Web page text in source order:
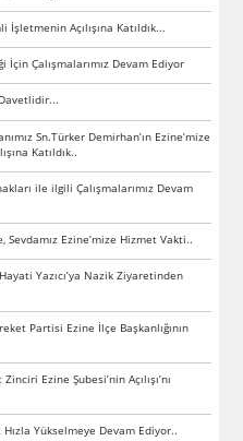
Açılışına Katıldık...
Çalışmalarımız Devam Ediyor
Davetlidir...
Sn.Türker Demirhan’ın Ezine’mize
Katıldık..
ile ilgili Çalışmalarımız Devam
Ezine’mize Hizmet Vakti..
Yazıcı’ya Nazik Ziyaretinden
Partisi Ezine İlçe Başkanlığının
Ezine Şubesi’nin Açılışı’nı
Yükselmeye Devam Ediyor..